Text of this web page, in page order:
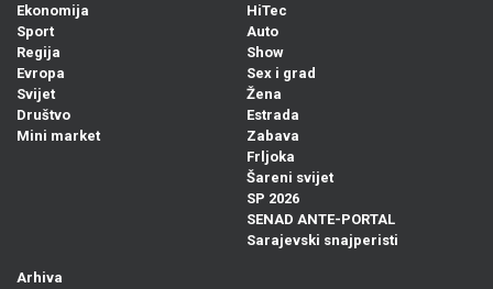
Ekonomija
Sport
Regija
Evropa
Svijet
Društvo
Mini market
HiTec
Auto
Show
Sex i grad
Žena
Estrada
Zabava
Frljoka
Šareni svijet
SP 2026
SENAD ANTE-PORTAL
Sarajevski snajperisti
Arhiva